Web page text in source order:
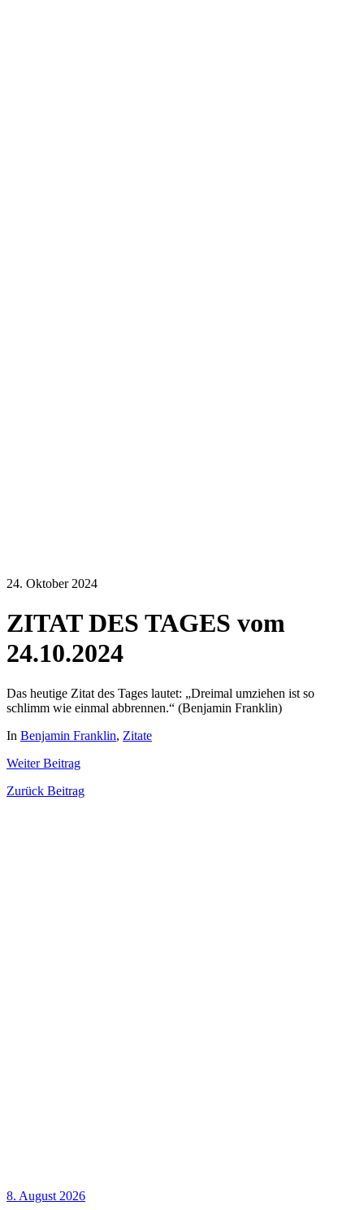
24. Oktober 2024
ZITAT DES TAGES vom
24.10.2024
Das heutige Zitat des Tages lautet: „Dreimal umziehen ist so
schlimm wie einmal abbrennen.“ (Benjamin Franklin)
In Benjamin Franklin, Zitate
WeiterBeitrag
Zurück Beitrag
8. August 2026